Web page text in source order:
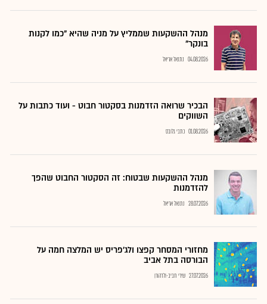
מנהל ההשקעות שממליץ על מניה שהיא "כמו לקנות
בונקר"
04.08.2026 נתנאל אריאל
הבכיר שרואה הזדמנות בסקטור חבוט - ועוד כתבות על
השווקים
01.08.2026 כתבי גלובס
מנהל ההשקעות שבטוח: זה הסקטור החבוט שהפך
להזדמנות
28.07.2026 נתנאל אריאל
מחזורי המסחר קפצו ולג'פריס יש המלצה חמה על
הבורסה בתל אביב
27.07.2026 שירי חביב-ולדהורן